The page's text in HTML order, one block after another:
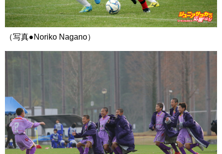
（写真●Noriko Nagano）